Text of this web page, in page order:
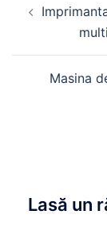
articole
Masina
Lasă un